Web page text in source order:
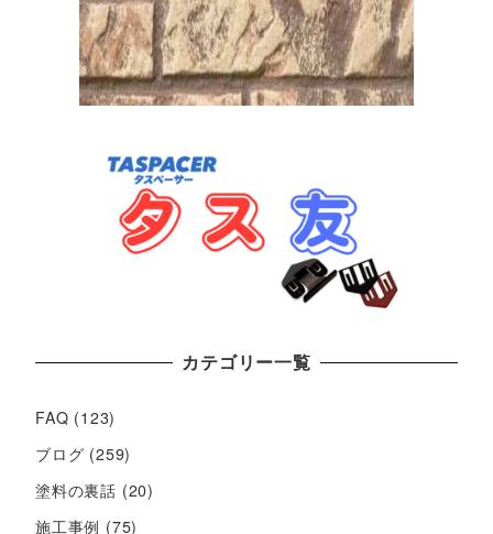
カテゴリー一覧
FAQ (123)
ブログ (259)
塗料の裏話 (20)
施工事例 (75)